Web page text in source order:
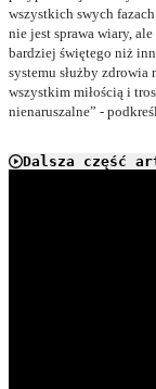
wszystkich swych
nie jest sprawa wiary,
bardziej świętego niż
systemu służby
wszystkim miłością i
nienaruszalne” -
Dalsza część